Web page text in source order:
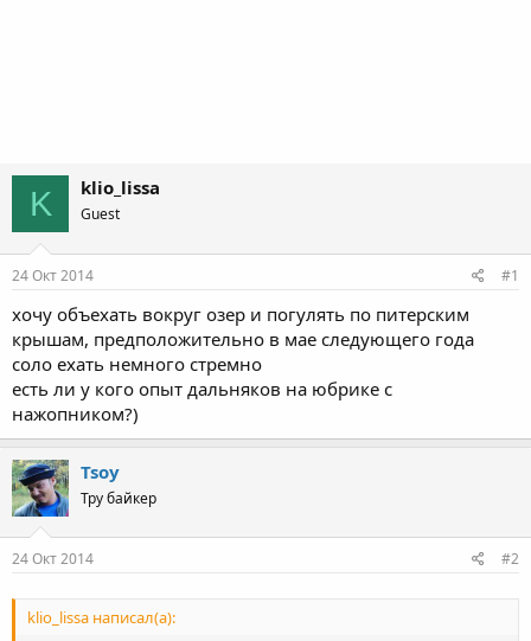
K klio_lissa
Guest
24 Окт 2014 #1
хочу объехать вокруг озер и погулять по питерским
крышам, предположительно в мае следующего года
соло ехать немного стремно
есть ли у кого опыт дальняков на юбрике с
нажопником?)
Tsoy
Тру байкер
24 Окт 2014 #2
klio_lissa написал(а):